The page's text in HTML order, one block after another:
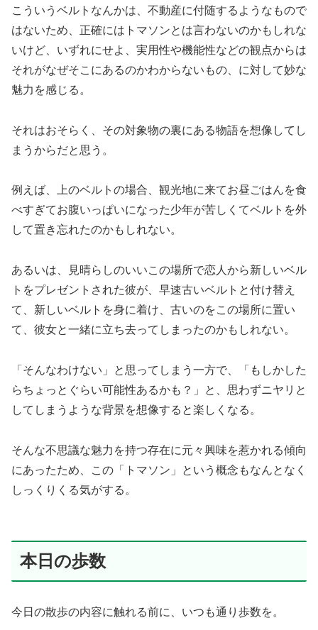
こういうベルトなんかは、不動産に付随するようなもので
はないため、正確にはトマソンとは言わないのかもしれな
いけど、いずれにせよ、実用性や機能性などの観点からは
それがなぜそこにあるのかわからないもの、に対して妙な
魅力を感じる。
それはおそらく、その対象物の裏にある物語を想像してし
まうからだと思う。
例えば、上のベルトの場合、観光地に来てお昼ごはんを食
べすぎてお腹いっぱいになった少年が苦しくてベルトを外
して置き忘れたのかもしれない。
あるいは、見晴らしのいいこの場所で恋人から新しいベル
トをプレゼントされた彼が、早速古いベルトと付け替え
て、新しいベルトを身に着け、古いのをこの場所に置い
て、彼女と一緒に立ち去ってしまったのかもしれない。
「そんなわけない」と思ってしまう一方で、「もしかした
らちょっとぐらい可能性あるかも？」と、思わずニヤリと
してしまうような背景を想像すると楽しくなる。
そんな不思議な魅力を持つ存在に元々興味を惹かれる傾向
にあったため、この「トマソン」という概念もなんとなく
しっくりくる気がする。
本日の歩数
今日の散歩の内容に触れる前に、いつも通り歩数を。